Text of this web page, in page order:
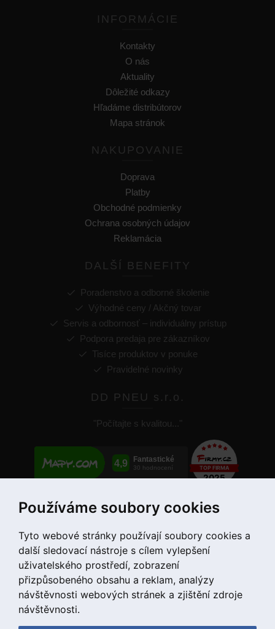
Používáme soubory cookies
Tyto webové stránky používají soubory cookies a
další sledovací nástroje s cílem vylepšení
uživatelského prostředí, zobrazení
přizpůsobeného obsahu a reklam, analýzy
návštěvnosti webových stránek a zjištění zdroje
návštěvnosti.
INFORMÁCIE
Kontakty
O nás
Aktuality
Dôležité odkazy
Hľadáme distribútorov
Mapa stránok
NAKUPOVANIE
Doprava
Platby
Obchodné podmienky
Ochrana osobných údajov
Reklamácia
DALŠÍ BENEFITY
Poradenstvo a odborné školenie
Výhodné ceny / Akčný tovar
Servis a odbornosť – individuálny prístup
Podpora predaja pre zákazníkov
Tisíce produktov v ponuke
Pravidelné novinky
DD PNEU s.r.o.
"Počítajte s kvalitou..."
+421 907 780 034